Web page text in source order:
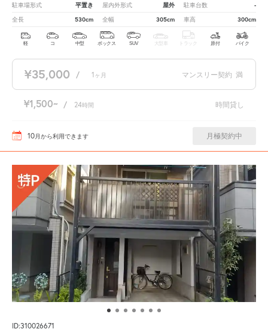
駐車場形式 平置き 屋内外形式 屋外 駐車台数 -
全長 530cm 全幅 305cm 車高 300cm
軽 コ 中型 ボックス SUV 大型車 トラック 原付 バイク
¥35,000 / 1 ヶ月 マンスリー契約 満
¥1,500 / 24時間 時間貸し
10月 から利用できます 月極契約中
ID:310026671